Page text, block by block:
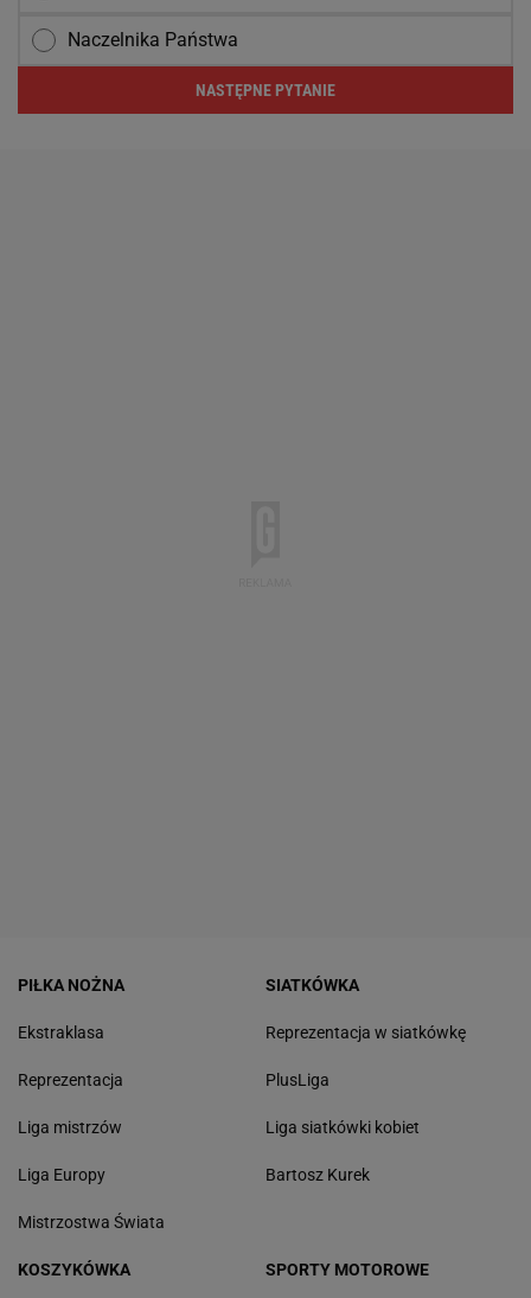
Naczelnika Państwa
NASTĘPNE PYTANIE
PIŁKA NOŻNA
Ekstraklasa
Reprezentacja
Liga mistrzów
Liga Europy
Mistrzostwa Świata
SIATKÓWKA
Reprezentacja w siatkówkę
PlusLiga
Liga siatkówki kobiet
Bartosz Kurek
KOSZYKÓWKA SPORTY MOTOROWE